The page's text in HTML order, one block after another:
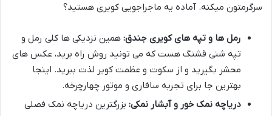
سرگرمتون میکنه. آماده یه ماجراجویی کویری هستید؟
رمل ها و تپه های کویری جندق: همین نزدیکی ها کلی رمل و
تپه شنی قشنگ هست که می تونید روش راه برید، عکس های
محشر بگیرید و از سکوت و عظمت کویر لذت ببرید. اینجا
بهترین جا برای تجربه سافاری و موتور چهارچرخه.
دریاچه نمک خور و آبشار نمکی: بزرگترین دریاچه نمک فصلی